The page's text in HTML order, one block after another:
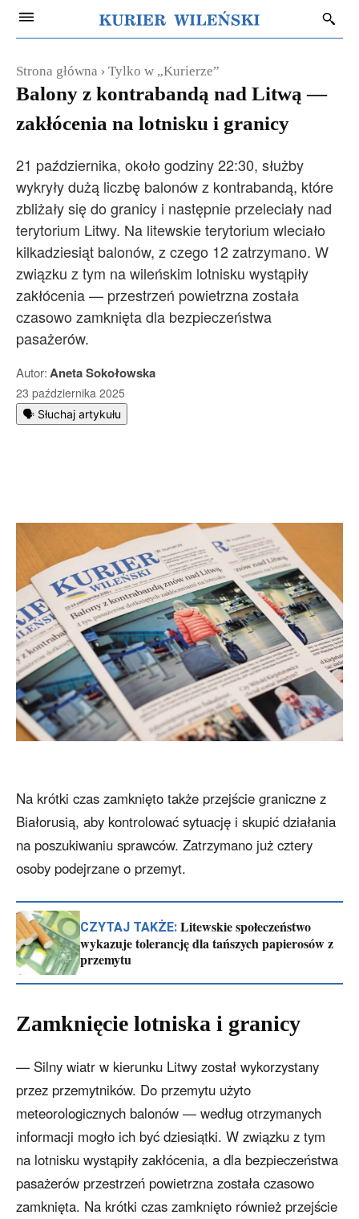
Strona główna Tylko w „Kurierze”
Balony z kontrabandą nad Litwą —
zakłócenia na lotnisku i granicy
21 października, około godziny 22:30, służby
wykryły dużą liczbę balonów z kontrabandą, które
zbliżały się do granicy i następnie przeleciały nad
terytorium Litwy. Na litewskie terytorium wleciało
kilkadziesiąt balonów, z czego 12 zatrzymano. W
związku z tym na wileńskim lotnisku wystąpiły
zakłócenia — przestrzeń powietrzna została
czasowo zamknięta dla bezpieczeństwa
pasażerów.
Autor:Aneta Sokołowska
23 października 2025
🗣️ Słuchaj artykułu
Na krótki czas zamknięto także przejście graniczne z
Białorusią, aby kontrolować sytuację i skupić działania
na poszukiwaniu sprawców. Zatrzymano już cztery
osoby podejrzane o przemyt.
CZYTAJ TAKŻE: Litewskie społeczeństwo
wykazuje tolerancję dla tańszych papierosów z
przemytu
Zamknięcie lotniska i granicy
— Silny wiatr w kierunku Litwy został wykorzystany
przez przemytników. Do przemytu użyto
meteorologicznych balonów — według otrzymanych
informacji mogło ich być dziesiątki. W związku z tym
na lotnisku wystąpiły zakłócenia, a dla bezpieczeństwa
pasażerów przestrzeń powietrzna została czasowo
zamknięta. Na krótki czas zamknięto również przejście